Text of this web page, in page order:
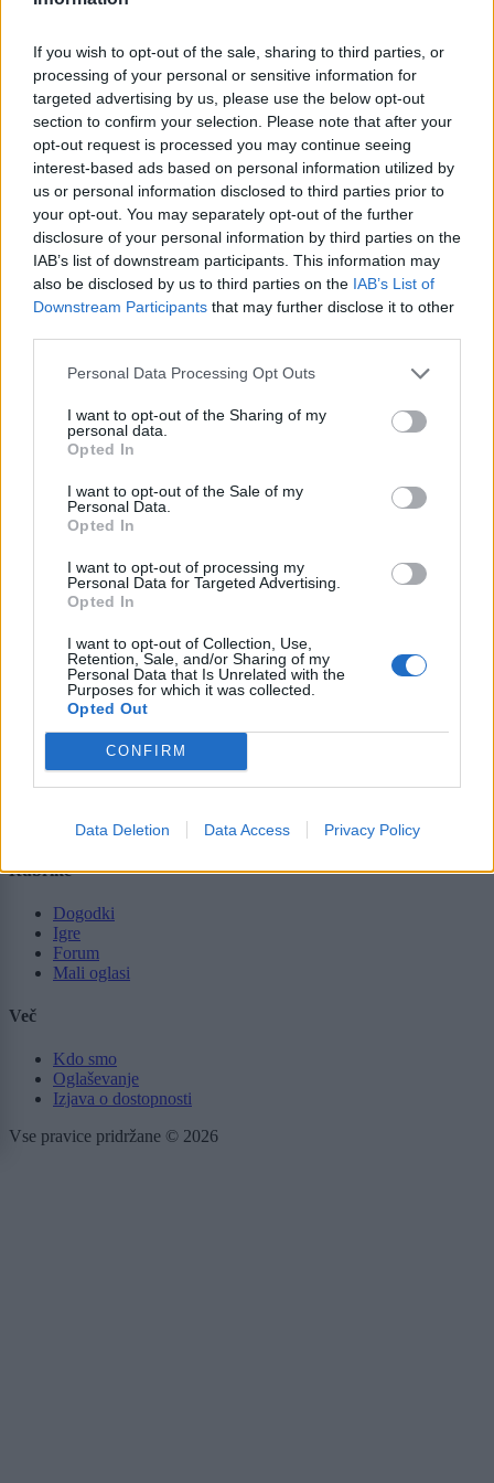
If you wish to opt-out of the sale, sharing to third parties, or
processing of your personal or sensitive information for
targeted advertising by us, please use the below opt-out
section to confirm your selection. Please note that after your
opt-out request is processed you may continue seeing
interest-based ads based on personal information utilized by
us or personal information disclosed to third parties prior to
your opt-out. You may separately opt-out of the further
disclosure of your personal information by third parties on the
IAB’s list of downstream participants. This information may
also be disclosed by us to third parties on the IAB’s List of
Downstream Participants that may further disclose it to other
Personal Data Processing Opt Outs
I want to opt-out of the Sharing of my
personal data.
Opted In
I want to opt-out of the Sale of my
Personal Data.
Opted In
I want to opt-out of processing my
Personal Data for Targeted Advertising.
Opted In
I want to opt-out of Collection, Use,
Retention, Sale, and/or Sharing of my
Personal Data that Is Unrelated with the
Purposes for which it was collected.
Opted Out
CONFIRM
Data Deletion Data Access Privacy Policy
tedensko v svoj email nabiralnik prejmi pregled svežih novic.
E-naslov
CAPTCHA
Nisem robot
Naročite se
Imaš novico, informacijo, fotografijo ali video, ki bi nas utegnila
zanimati? Najboljše nagradimo.
Moji Mediji d.o.o.
sobotainfo.com
dolenjskainfo.com
• ljubljanainfo.com • gorenjskainfo.com•
Tematike
Slovenija
Svet
Politika
Gospodarstvo
Zdravje
Šport
Kultura
Zadnje novice
Rubrike
Dogodki
Igre
Forum
Mali oglasi
Več
Kdo smo
Oglaševanje
Izjava o dostopnosti
Vse pravice pridržane © 2026
Prijavi se na cajtng